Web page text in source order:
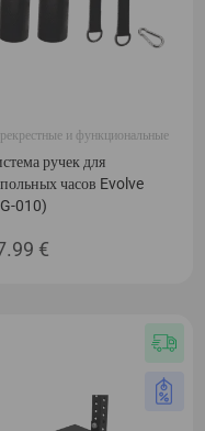
и функциональные
ручек для
часов Evolve
010)
€